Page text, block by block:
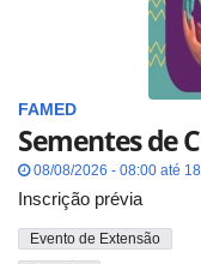
FAMED
Sementes de
08/08/2026 - 08:00 até
Inscrição prévia
Evento de Extensão